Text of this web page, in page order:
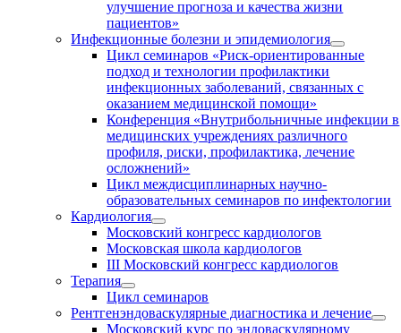
улучшение прогноза и качества жизни
пациентов»
Инфекционные болезни и эпидемиология
Цикл семинаров «Риск-ориентированные
подход и технологии профилактики
инфекционных заболеваний, связанных с
оказанием медицинской помощи»
Конференция «Внутрибольничные инфекции в
медицинских учреждениях различного
профиля, риски, профилактика, лечение
осложнений»
Цикл междисциплинарных научно-
образовательных семинаров по инфектологии
Кардиология
Московский конгресс кардиологов
Московская школа кардиологов
III Московский конгресс кардиологов
Терапия
Цикл семинаров
Рентгенэндоваскулярные диагностика и лечение
Московский курс по эндоваскулярному